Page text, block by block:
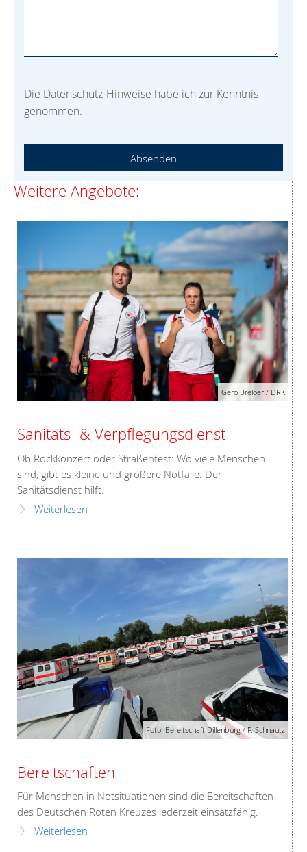
Die Datenschutz-Hinweise habe ich zur Kenntnis
genommen.
Absenden
Weitere Angebote:
Gero Breloer / DRK
Sanitäts- & Verpflegungsdienst
Ob Rockkonzert oder Straßenfest: Wo viele Menschen
sind, gibt es kleine und größere Notfälle. Der
Sanitätsdienst hilft.
Weiterlesen
Foto: Bereitschaft Dillenburg / F. Schnautz
Bereitschaften
Für Menschen in Notsituationen sind die Bereitschaften
des Deutschen Roten Kreuzes jederzeit einsatzfähig.
Weiterlesen